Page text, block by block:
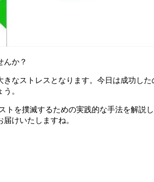
んか？
なストレスとなります。今日は成功し
。
を撲滅するための実践的な手法を解説
けいたしますね。